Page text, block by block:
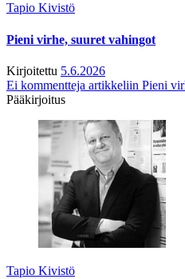
Tapio Kivistö
Pieni virhe, suuret vahingot
Kirjoitettu 5.6.2026
Ei kommentteja artikkeliin Pieni
Pääkirjoitus
Tapio Kivistö